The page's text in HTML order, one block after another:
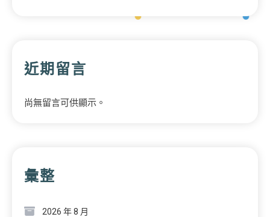
近期留言
尚無留言可供顯示。
彙整
2026 年 8 月